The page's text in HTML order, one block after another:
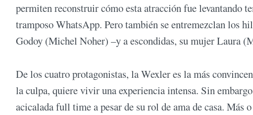
permiten reconstruir cómo esta atracción fue levantando
tramposo WhatsApp. Pero también se entremezclan los
Godoy (Michel Noher) –y a escondidas, su mujer Laura
De los cuatro protagonistas, la Wexler es la más
la culpa, quiere vivir una experiencia intensa. Sin
acicalada full time a pesar de su rol de ama de casa. Más